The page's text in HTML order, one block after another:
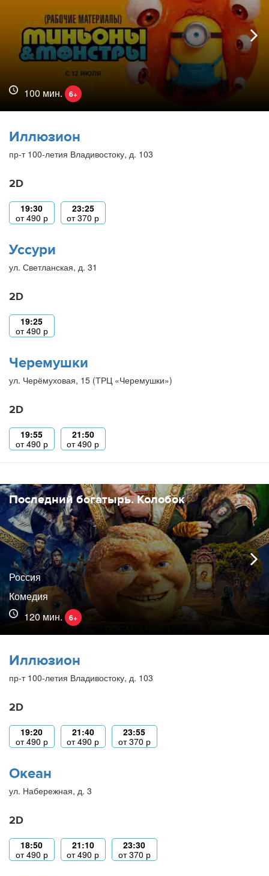
100 мин. 6+
Иллюзион
пр-т 100-летия Владивостоку, д. 103
2D
19:30
от490 р
23:25
от370 р
Уссури
ул. Светланская, д. 31
2D
19:25
от490 р
Черемушки
ул. Черёмуховая, 15 (ТРЦ «Черемушки»)
2D
19:55
от490 р
21:50
от490 р
Последний богатырь. Колобок
Россия
Комедия
120 мин.
6+
Иллюзион
пр-т 100-летия Владивостоку, д. 103
2D
19:20
от490 р
21:40
от490 р
23:55
от370 р
Океан
ул. Набережная, д. 3
2D
18:50
от490 р
21:10
от490 р
23:30
от370 р